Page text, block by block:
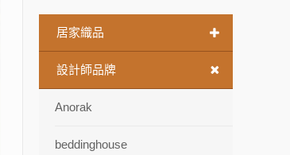
居家織品
設計師品牌
Anorak
beddinghouse